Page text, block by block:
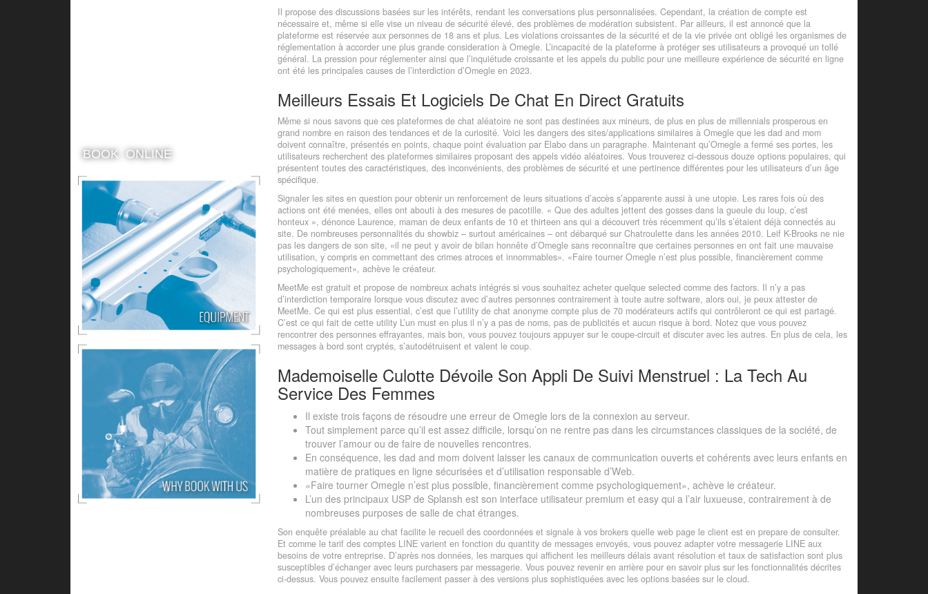
BOOK ONLINE
Il propose des discussions basées sur les intérêts, rendant les conversations plus personnalisées. Cependant, la création de compte est
nécessaire et, même si elle vise un niveau de sécurité élevé, des problèmes de modération subsistent. Par ailleurs, il est annoncé que la
plateforme est réservée aux personnes de 18 ans et plus. Les violations croissantes de la sécurité et de la vie privée ont obligé les organismes de
réglementation à accorder une plus grande consideration à Omegle. L’incapacité de la plateforme à protéger ses utilisateurs a provoqué un tollé
général. La pression pour réglementer ainsi que l’inquiétude croissante et les appels du public pour une meilleure expérience de sécurité en ligne
ont été les principales causes de l’interdiction d’Omegle en 2023.
Meilleurs Essais Et Logiciels De Chat En Direct Gratuits
Même si nous savons que ces plateformes de chat aléatoire ne sont pas destinées aux mineurs, de plus en plus de millennials prosperous en
grand nombre en raison des tendances et de la curiosité. Voici les dangers des sites/applications similaires à Omegle que les dad and mom
doivent connaître, présentés en points, chaque point évaluation par Elabo dans un paragraphe. Maintenant qu’Omegle a fermé ses portes, les
utilisateurs recherchent des plateformes similaires proposant des appels vidéo aléatoires. Vous trouverez ci-dessous douze options populaires, qui
présentent toutes des caractéristiques, des inconvénients, des problèmes de sécurité et une pertinence différentes pour les utilisateurs d’un âge
spécifique.
Signaler les sites en question pour obtenir un renforcement de leurs situations d’accès s’apparente aussi à une utopie. Les rares fois où des
actions ont été menées, elles ont abouti à des mesures de pacotille. « Que des adultes jettent des gosses dans la gueule du loup, c’est
honteux », dénonce Laurence, maman de deux enfants de 10 et thirteen ans qui a découvert très récemment qu’ils s’étaient déjà connectés au
site. De nombreuses personnalités du showbiz – surtout américaines – ont débarqué sur Chatroulette dans les années 2010. Leif K-Brooks ne nie
pas les dangers de son site, «il ne peut y avoir de bilan honnête d’Omegle sans reconnaître que certaines personnes en ont fait une mauvaise
utilisation, y compris en commettant des crimes atroces et innommables». «Faire tourner Omegle n’est plus possible, financièrement comme
psychologiquement», achève le créateur.
MeetMe est gratuit et propose de nombreux achats intégrés si vous souhaitez acheter quelque selected comme des factors. Il n’y a pas
d’interdiction temporaire lorsque vous discutez avec d’autres personnes contrairement à toute autre software, alors oui, je peux attester de
MeetMe. Ce qui est plus essential, c’est que l’utility de chat anonyme compte plus de 70 modérateurs actifs qui contrôleront ce qui est partagé.
C’est ce qui fait de cette utility L’un must en plus il n’y a pas de noms, pas de publicités et aucun risque à bord. Notez que vous pouvez
rencontrer des personnes effrayantes, mais bon, vous pouvez toujours appuyer sur le coupe-circuit et discuter avec les autres. En plus de cela, les
messages à bord sont cryptés, s’autodétruisent et valent le coup.
Mademoiselle Culotte Dévoile Son Appli De Suivi Menstruel : La Tech Au
Service Des Femmes
Il existe trois façons de résoudre une erreur de Omegle lors de la connexion au serveur.
Tout simplement parce qu’il est assez difficile, lorsqu’on ne rentre pas dans les circumstances classiques de la société, de
trouver l’amour ou de faire de nouvelles rencontres.
En conséquence, les dad and mom doivent laisser les canaux de communication ouverts et cohérents avec leurs enfants en
matière de pratiques en ligne sécurisées et d’utilisation responsable d’Web.
«Faire tourner Omegle n’est plus possible, financièrement comme psychologiquement», achève le créateur.
L’un des principaux USP de Splansh est son interface utilisateur premium et easy qui a l’air luxueuse, contrairement à de
nombreuses purposes de salle de chat étranges.
Son enquête préalable au chat facilite le recueil des coordonnées et signale à vos brokers quelle web page le client est en prepare de consulter.
Et comme le tarif des comptes LINE varient en fonction du quantity de messages envoyés, vous pouvez adapter votre messagerie LINE aux
besoins de votre entreprise. D’après nos données, les marques qui affichent les meilleurs délais avant résolution et taux de satisfaction sont plus
susceptibles d’échanger avec leurs purchasers par messagerie. Vous pouvez revenir en arrière pour en savoir plus sur les fonctionnalités décrites
ci-dessus. Vous pouvez ensuite facilement passer à des versions plus sophistiquées avec les options basées sur le cloud.